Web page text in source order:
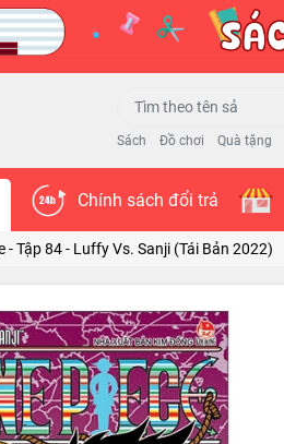
Sách Đồ chơi Quà tặng
Chính sách đổi trả
- Tập 84 - Luffy Vs. Sanji (Tái Bản 2022)